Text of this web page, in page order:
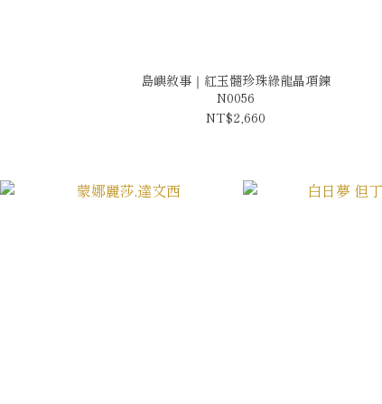
島嶼敘事｜紅玉髓珍珠綠龍晶項鍊
N0056
NT$2,660